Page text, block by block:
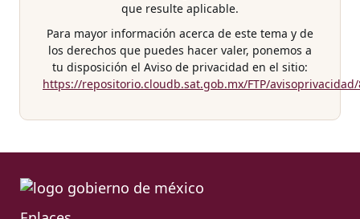
que resulte aplicable.
Para mayor información acerca de este tema y de
los derechos que puedes hacer valer, ponemos a
tu disposición el Aviso de privacidad en el sitio:
https://repositorio.cloudb.sat.gob.mx/FTP/